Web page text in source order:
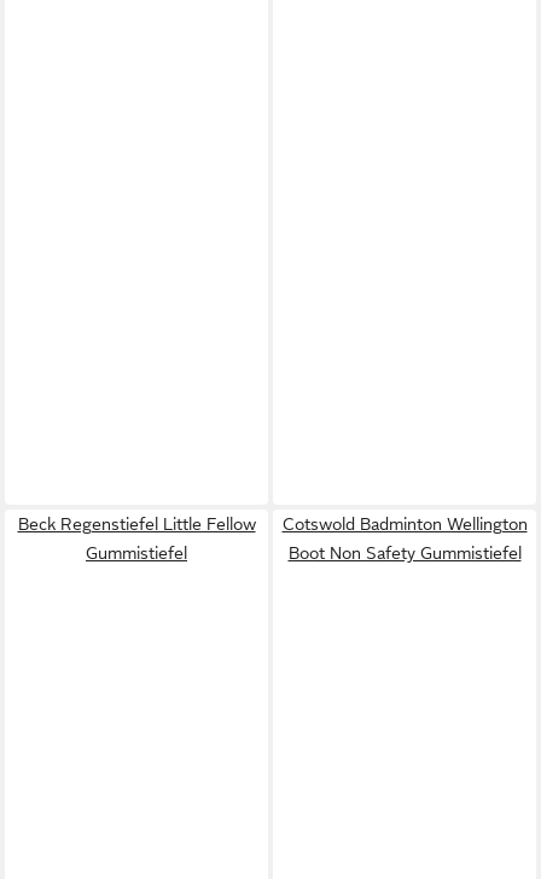
Beck Regenstiefel Little Fellow
Gummistiefel
Cotswold Badminton Wellington
Boot Non Safety Gummistiefel